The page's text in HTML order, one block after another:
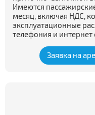
Имеются
месяц, включая НДС,
эксплуатационные
телефония и
Заявка на